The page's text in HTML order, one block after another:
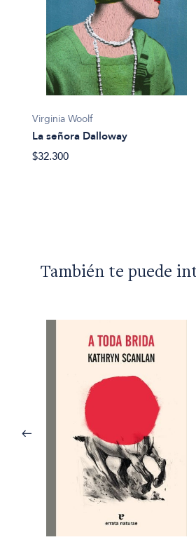
Virginia Woolf
La señora Dalloway
$32.300
También te puede